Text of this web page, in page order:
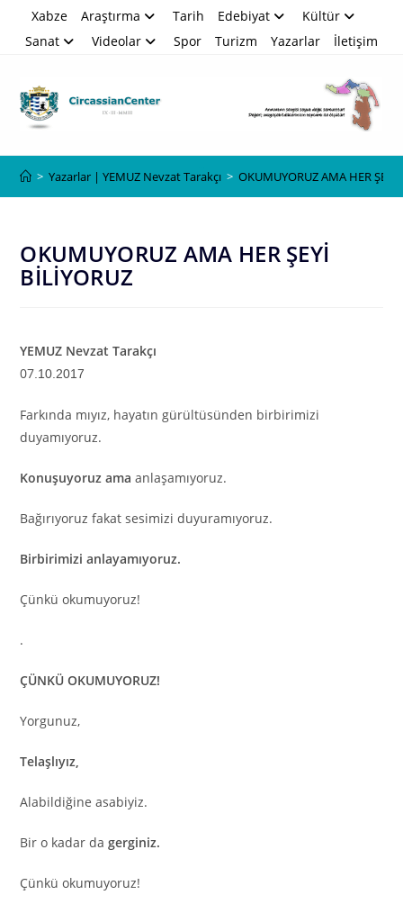
Xabze Araştırma Tarih Edebiyat
Kültür
Sanat
Videolar Spor Turizm Yazarlar İletişim
> Yazarlar | YEMUZ Nevzat Tarakçı > OKUMUYORUZ AMA HER ŞEYİ
OKUMUYORUZ AMA HER ŞEYİ
BİLİYORUZ
YEMUZ Nevzat Tarakçı
07 .10.2017
Farkında mıyız, hayatın gürültüsünden birbirimizi
duyamıyoruz.
Konuşuyoruz amaanlaşamıyoruz.
Bağırıyoruz fakat sesimizi duyuramıyoruz.
Birbirimizi anlayamıyoruz.
Çünkü okumuyoruz!
.
ÇÜNKÜ OKUMUYORUZ!
Yorgunuz,
Telaşlıyız,
Alabildiğine asabiyiz.
Bir o kadar dagerginiz.
Çünkü okumuyoruz!